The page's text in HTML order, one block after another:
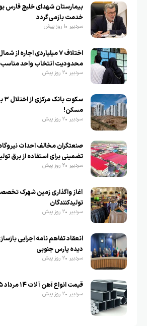
بیمارستان شهدای خلیج فارس
خدمت بازمی‌گردد
سردبیر 1 روز پیش
اختلاف ۷ میلیاردی اجاره
محدودیت انتخاب واحد مناسب
سردبیر 2 روز پیش
مسکن!
سردبیر 2 روز پیش
صنعتگران مخالف احداث
تضمینی برای استفاده از برق
سردبیر 2 روز پیش
آغاز واگذاری زمین شهرک
تولیدکنندگان
سردبیر 2 روز پیش
انعقاد تفاهم نامه اجرایی
دیده پارس جنوبی
سردبیر 2 روز پیش
قیمت انواع آهن آلات ۱۴ مرداد ۱۴۰۵
سردبیر 2 روز پیش